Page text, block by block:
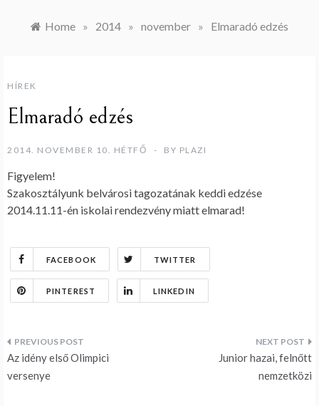
Home » 2014 » november » Elmaradó edzés
HÍREK
Elmaradó edzés
2014. NOVEMBER 10. HÉTFŐ BY PLAZI
Figyelem!
Szakosztályunk belvárosi tagozatának keddi edzése
2014.11.11-én iskolai rendezvény miatt elmarad!
FACEBOOK TWITTER
PINTEREST LINKEDIN
Bejegyzés
navigáció
Az idény első Olimpici
versenye
Junior hazai, felnőtt
nemzetközi